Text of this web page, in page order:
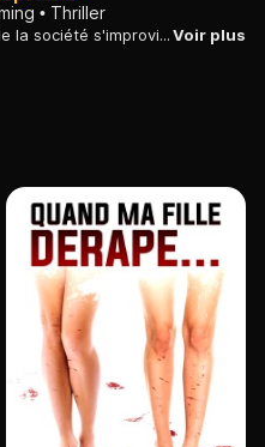
Thriller
Au Texas, deux hommes au ban de la société s'improvisent braqueurs de banques. Un vieux ranger, proche de la retraite, est lancé à leurs trousses...Voir plus